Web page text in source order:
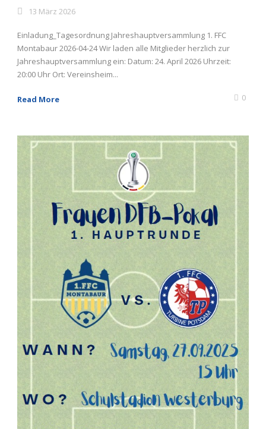
13 März 2026
Einladung_Tagesordnung Jahreshauptversammlung 1. FFC
Montabaur 2026-04-24 Wir laden alle Mitglieder herzlich zur
Jahreshauptversammlung ein: Datum: 24. April 2026 Uhrzeit:
20:00 Uhr Ort: Vereinsheim...
Read More 0